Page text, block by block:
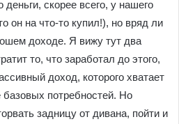
деньги, скорее всего, у нашего
он на что-то купил!), но вряд ли
доходе. Я вижу тут два
то, что заработал до этого,
доход, которого хватает
базовых потребностей. Но
задницу от дивана, пойти и